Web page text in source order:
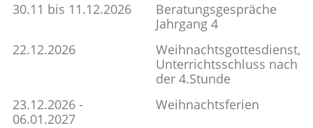
30.11 bis 11.12.2026
Beratungsgespräche
Jahrgang 4
22.12.2026
Weihnachtsgottesdienst,
Unterrichtsschluss nach
der 4.Stunde
23.12.2026 -
06.01.2027
Weihnachtsferien